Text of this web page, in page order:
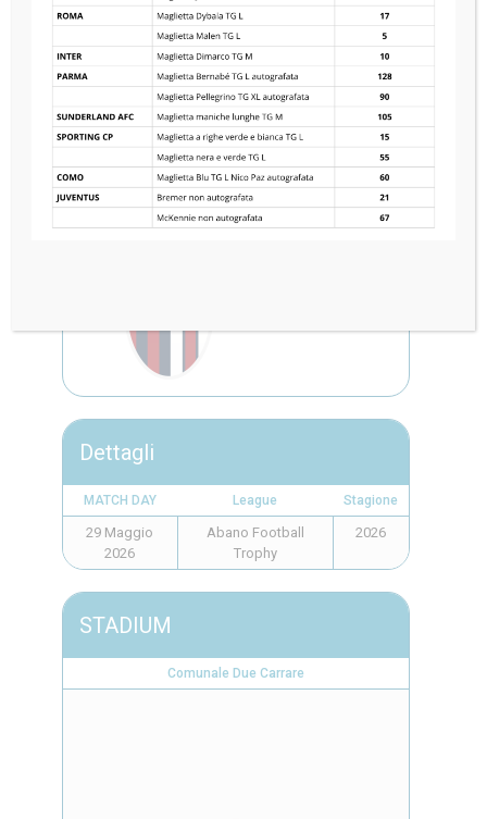
KASHIWA REYSOL
2
—
3
Dettagli
MATCH DAY League Stagione
29 Maggio
2026
Abano Football
Trophy
2026
STADIUM
Comunale Due Carrare